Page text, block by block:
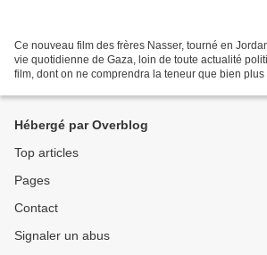
Ce nouveau film des frères Nasser, tourné en
vie quotidienne de Gaza, loin de toute actualité
film, dont on ne comprendra la teneur que bien
Hébergé par Overblog
Top articles
Pages
Contact
Signaler un abus